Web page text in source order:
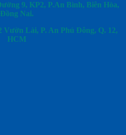
9, KP2, P.An Bình, Biên Hòa,
Đồng Nai.
Lài, P. An Phú Đông, Q. 12,
HCM